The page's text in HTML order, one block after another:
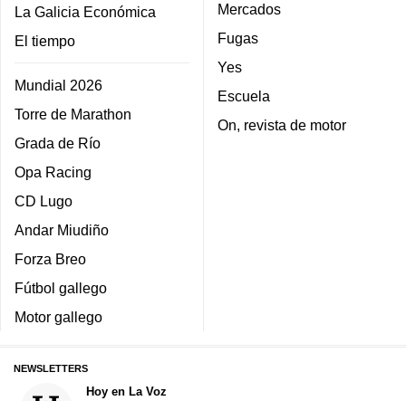
La Galicia Económica
El tiempo
Mundial 2026
Torre de Marathon
Grada de Río
Opa Racing
CD Lugo
Andar Miudiño
Forza Breo
Fútbol gallego
Motor gallego
Mercados
Fugas
Yes
Escuela
On, revista de motor
NEWSLETTERS
Hoy en La Voz